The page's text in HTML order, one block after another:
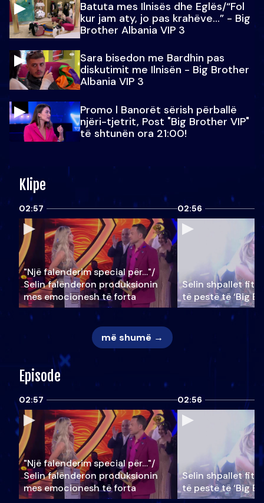
Batuta mes Ilnisës dhe Eglës/“Fol
kur jam aty, jo pas krahëve…” - Big
Brother Albania VIP 3
Sara bisedon me Bardhin pas
diskutimit me Ilnisën - Big Brother
Albania VIP 3
Promo l Banorët sërish përballë
njëri-tjetrit, Post "Big Brother VIP"
të shtunën ora 21:00!
Klipe
02:57
"Një falenderim special për…"/
Selin falënderon produksionin
mes emocionesh të forta
02:56
Selin shpallet
të pestë të ‘Big
më shumë →
Episode
02:57
"Një falenderim special për…"/
Selin falënderon produksionin
mes emocionesh të forta
02:56
Selin shpallet
të pestë të ‘Big